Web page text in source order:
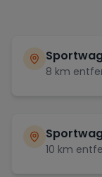
8 km
10 km